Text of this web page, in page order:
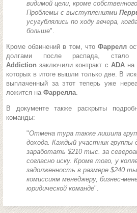
видимой цели, кроме
Проблемы с выступлениями
усугублялись по ходу вечера,
больше".
Кроме обвинений в том, чтоФаррелл
долгами после распада,
Addictionзаключили контракт с ADA на
которых в итоге вышли только две. В
выплаченный за этот теперь уже
ложится на Фаррелла.
В документе также раскрыты
команды:
"Отмена тура также лишила
дохода. Каждый участник группы
заработать $210 тыс. за
согласно иску. Кроме того, у
задолженность в размере $240
комиссиям менеджеру, бизнес-
юридической команде".